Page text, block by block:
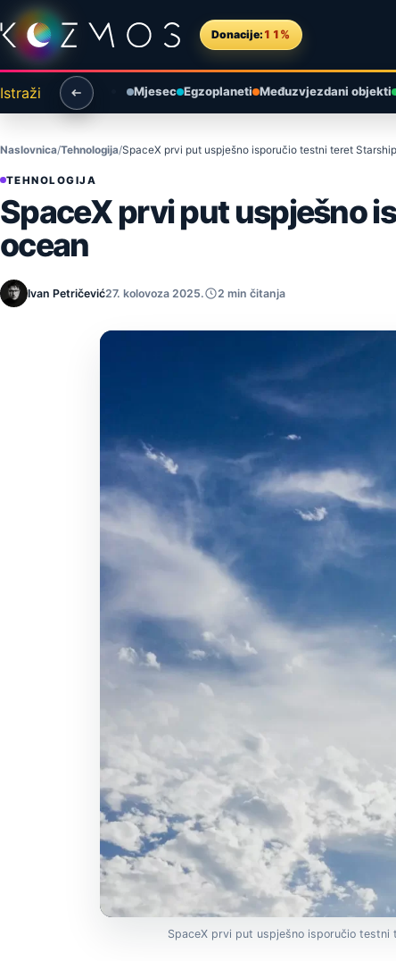
Preskoči na sadržaj
Donacije: 11%
Istraži Mjesec Egzoplaneti Međuzvjezdani objekti
Naslovnica Tehnologija SpaceX prvi put uspješno isporučio testni teret
TEHNOLOGIJA
SpaceX prvi put uspješno
ocean
Ivan Petričević27. kolovoza 2025. 2 min čitanja
SpaceX prvi put uspješno isporučio